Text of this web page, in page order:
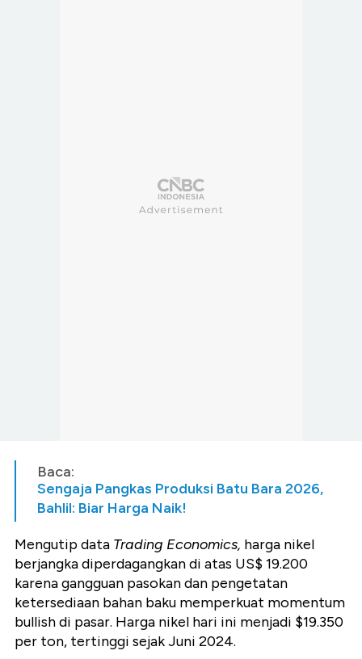
Baca:
Sengaja Pangkas Produksi Batu Bara 2026,
Bahlil: Biar Harga Naik!
Mengutip data Trading Economics, harga nikel
berjangka diperdagangkan di atas US$ 19.200
karena gangguan pasokan dan pengetatan
ketersediaan bahan baku memperkuat momentum
bullish di pasar. Harga nikel hari ini menjadi $19.350
per ton, tertinggi sejak Juni 2024.